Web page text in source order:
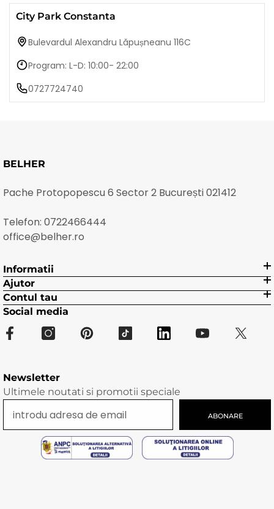
City Park Constanta
Bulevardul Alexandru Lăpușneanu 116C
Program: L-D: 10:00- 22:00
0727724740
BELHER
Pache Protopopescu 6 Sector 2 București 021412
Telefon: 0722466444
office@belher.ro
Informatii
Ajutor
Contul tau
Social media
Newsletter
Ultimele noutati si promotii speciale
ABONARE